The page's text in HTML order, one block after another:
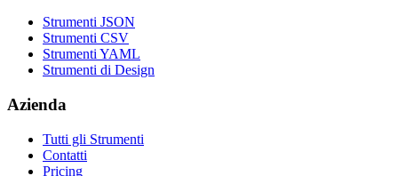
Strumenti JSON
Strumenti CSV
Strumenti YAML
Strumenti di Design
Azienda
Tutti gli Strumenti
Contatti
Pricing